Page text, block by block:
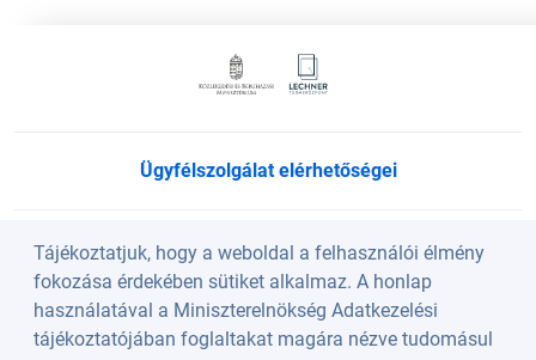
Tájékoztatjuk, hogy a weboldal a felhasználói élmény
fokozása érdekében sütiket alkalmaz. A honlap
használatával a Miniszterelnökség Adatkezelési
tájékoztatójában foglaltakat magára nézve tudomásul
Ügyfélszolgálat elérhetőségei
Süti beállítások
Köszöntő